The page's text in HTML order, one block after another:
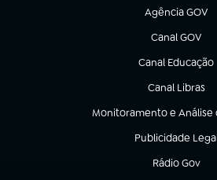
Agência GOV
(abre em nova
Canal GOV
(abre em nova
Canal Educação
(abre em nova
Canal Libras
(abre em nova
Monitoramento e Análise
(abre em nova aba)
Publicidade
(abre em nova
Rádio Gov
(abre em